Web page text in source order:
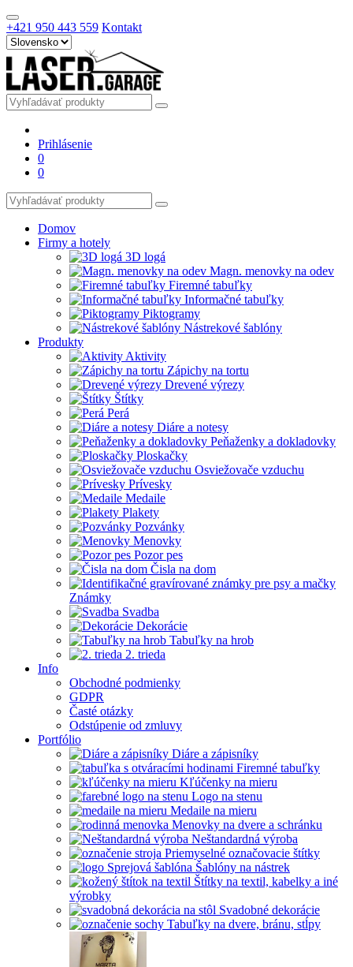
+421 950 443 559 Kontakt
Prihlásenie
0
0
Domov
Firmy a hotely
3D logá
Magn. menovky na odev
Firemné tabuľky
Informačné tabuľky
Piktogramy
Nástrekové šablóny
Produkty
Aktivity
Zápichy na tortu
Drevené výrezy
Štítky
Perá
Diáre a notesy
Peňaženky a dokladovky
Ploskačky
Osviežovače vzduchu
Prívesky
Medaile
Plakety
Pozvánky
Menovky
Pozor pes
Čisla na dom
Známky
Svadba
Dekorácie
Tabuľky na hrob
2. trieda
Info
Obchodné podmienky
GDPR
Časté otázky
Odstúpenie od zmluvy
Portfólio
Diáre a zápisníky
Firemné tabuľky
Kľúčenky na mieru
Logo na stenu
Medaile na mieru
Menovky na dvere a schránku
Neštandardná výroba
Priemyselné označovacie štítky
Šablóny na nástrek
Štítky na textil, kabelky a iné
výrobky
Svadobné dekorácie
Tabuľky na dvere, bránu, stĺpy